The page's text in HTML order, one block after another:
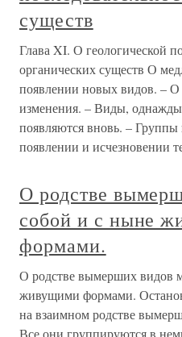
существ
Глава XI. О геологической
органических существ О
появлении новых видов. – О
изменения. – Виды,
появляются вновь. –
появлении и исчезновении
О родстве
собой и с ныне
формами.
О родстве вымерших видов
живущими формами.
на взаимном родстве
Все они группируются в